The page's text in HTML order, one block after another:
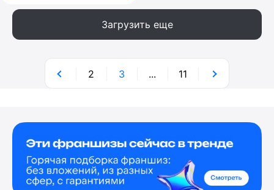
Загрузить еще
2 3 ... 11